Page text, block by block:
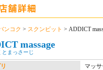
ンコク > スクンビット > ADDICT
massage
とまっさーじ
マッ